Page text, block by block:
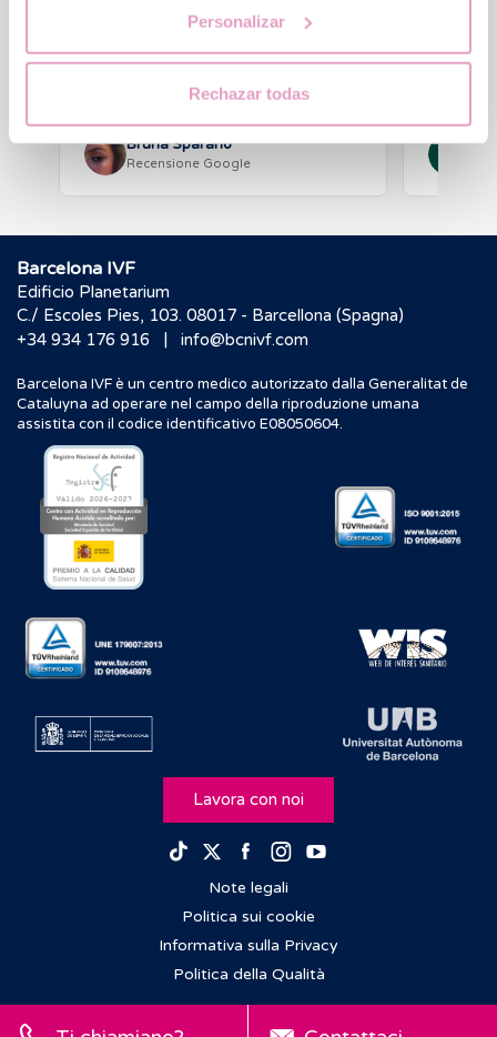
Personalizar
Rechazar todas
anni e due tentativi, abbiamo deciso di
di rivolgerci a Barcellona. Abbiamo
visitato diverse cliniche…
Bruna Sparano
Recensione Google
C
Barcelona IVF
Edificio Planetarium
C./ Escoles Pies, 103. 08017 - Barcellona (Spagna)
+34 934 176 916
| info@bcnivf.com
Barcelona IVF è un centro medico autorizzato dalla Generalitat de
Cataluyna ad operare nel campo della riproduzione umana
assistita con il codice identificativo E08050604.
Lavora con noi
TikTokTwitterFacebook
Instagram
Note legali
Politica sui cookie
Informativa sulla Privacy
Politica della Qualità